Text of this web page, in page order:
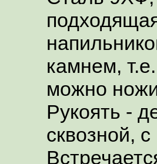
камнем,
можно
Рукоять -
сквозной,